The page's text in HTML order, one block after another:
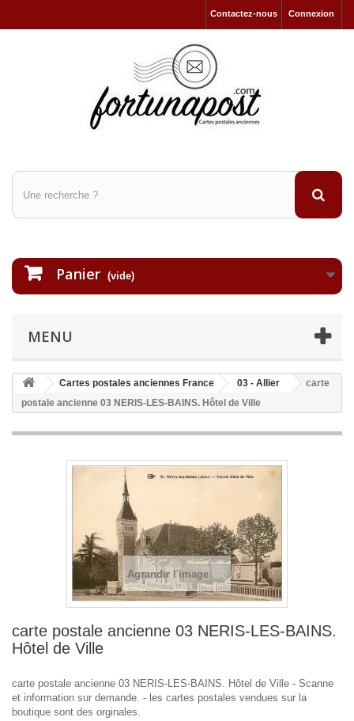
Connexion
Contactez-nous
Panier (vide)
MENU
Cartes postales anciennes France 03 - Allier
carte
postale ancienne 03 NERIS-LES-BAINS. Hôtel de Ville
Agrandir l'image
carte postale ancienne 03 NERIS-LES-BAINS.
Hôtel de Ville
carte postale ancienne 03 NERIS-LES-BAINS. Hôtel de Ville - Scanne
et information sur demande. - les cartes postales vendues sur la
boutique sont des orginales.